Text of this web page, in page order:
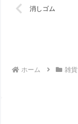
消しゴム
ホーム 雑貨